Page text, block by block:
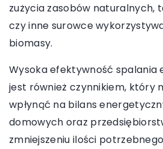
zużycia zasobów naturalnych,
czy inne surowce
biomasy.
Wysoka efektywność spalania
jest również czynnikiem, który
wpłynąć na bilans
domowych oraz
zmniejszeniu ilości